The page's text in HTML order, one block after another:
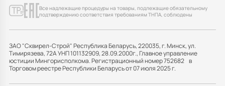
Все надлежащие процедуры на товары, подлежащие обязательному
подтверждению соответствия требованиям ТНПА, соблюдены
ЗАО "Сквирел-Строй" Республика Беларусь, 220035, г. Минск, ул.
Тимирязева, 72А УНП 101132909, 28.09.2000г., Главное управление
юстиции Мингорисполкома. Регистрационный номер 752682 в
Торговом реестре Республики Беларусь от 07 июля 2025 г.